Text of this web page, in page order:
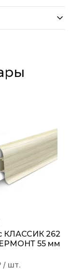
КЛАССИК 262
55 мм
/ шт.